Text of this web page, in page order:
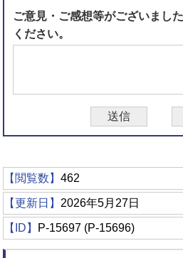
ご意見・ご感想等がございまし
ください。
【閲覧数】462
【更新日】 2026年5月27日
【ID】 P-15697 (P-15696)